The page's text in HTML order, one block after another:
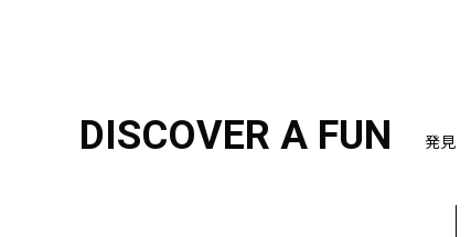
DISCOVER A FUN 発見